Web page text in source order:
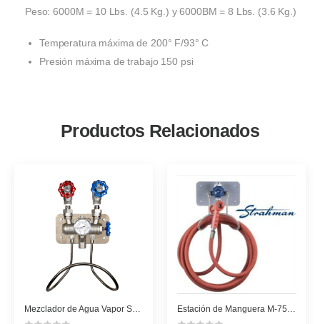
Peso: 6000M = 10 Lbs. (4.5 Kg.) y 6000BM = 8 Lbs. (3.6 Kg.)
Temperatura máxima de 200° F/93° C
Presión máxima de trabajo 150 psi
Productos Relacionados
Mezclador de Agua Vapor SuperKlean Duramix 8000GM-S-T